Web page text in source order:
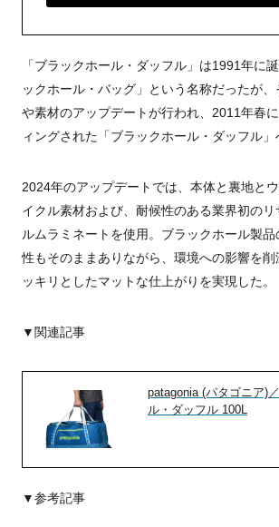
「ブラックホール・ダッフル」は1991年に
ックホール・バッグ」という名称だったが
や素材のアップデートが行われ、2011年春
ィングされた「ブラックホール・ダッフル」
2024年のアップデートでは、本体と裏地と
イクル素材および、耐候性のある業界初のリ
ルムラミネートを使用。ブラックホール製品
性もそのままありながら、環境への影響を削
ッキリとしたマットな仕上がりを実現した。
▼関連記事
patagonia (パタゴニア)
ル・ダッフル 100L
▼参考記事